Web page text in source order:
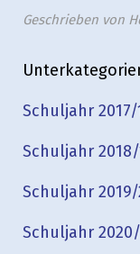
Geschrieben von
Schuljahr 2017/
Schuljahr 2018/
Schuljahr 2019/
Schuljahr 2020/